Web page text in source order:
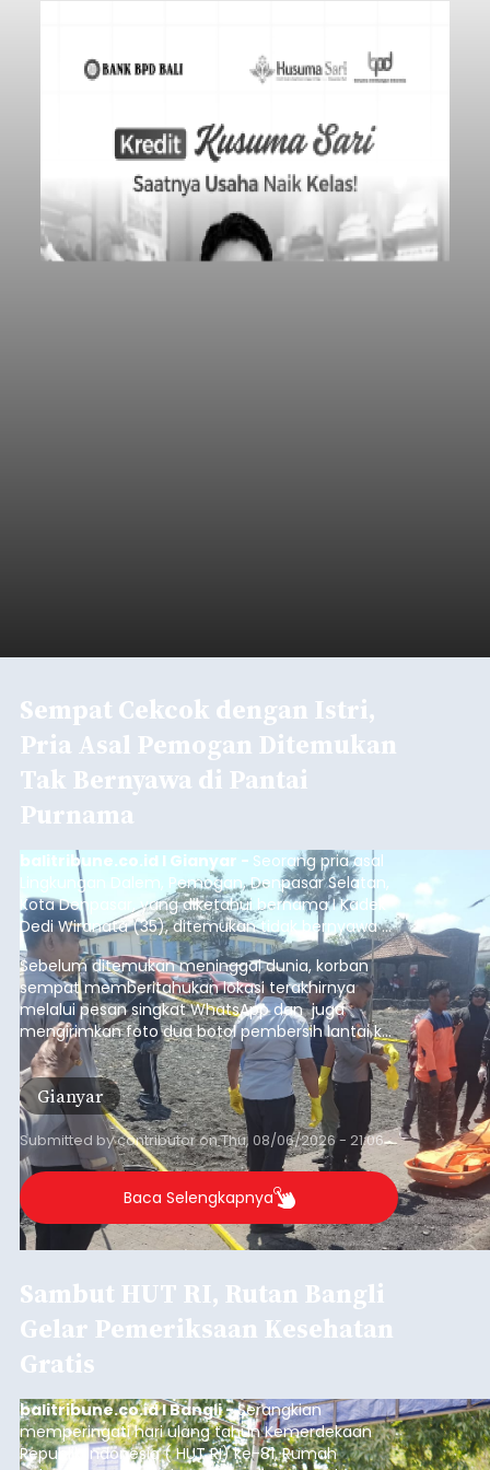
Sempat Cekcok dengan Istri,
Pria Asal Pemogan Ditemukan
Tak Bernyawa di Pantai
Purnama
balitribune.co.id I Gianyar - Seorang pria asal
Lingkungan Dalem, Pemogan, Denpasar Selatan,
Kota Denpasar, yang diketahui bernama I Kadek
Dedi Wiranata (35), ditemukan tidak bernyawa di
pesisir Pantai Purnama, Sukawati.
Sebelum ditemukan meninggal dunia, korban
sempat memberitahukan lokasi terakhirnya
melalui pesan singkat WhatsApp dan juga
mengirimkan foto dua botol pembersih lantai ke
istrinya.
Gianyar
Submitted bycontributoronThu, 08/06/2026 - 21:06
Baca Selengkapnya
Sambut HUT RI, Rutan Bangli
Gelar Pemeriksaan Kesehatan
Gratis
balitribune.co.id I Bangli -Serangkian
memperingati hari ulang tahun Kemerdekaan
Republik Indonesia ( HUT RI) ke-81, Rumah